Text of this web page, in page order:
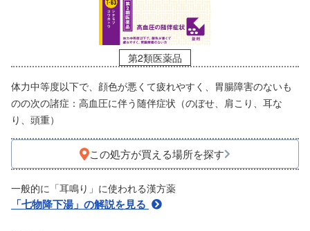
第2類医薬品
体力中等度以下で、顔色が悪くて疲れやすく、胃腸障害のないも
のの次の諸症：高血圧に伴う随伴症状（のぼせ、肩こり、耳な
り、頭重）
この処方が買える場所を探す
一般的に「耳鳴り」に使われる漢方薬
「七物降下湯」の解説を見る